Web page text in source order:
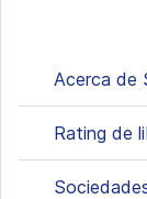
Acerca de
Rating de